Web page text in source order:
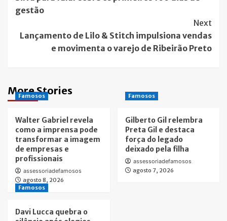
gestão
Next
Lançamento de Lilo & Stitch impulsiona vendas
e movimenta o varejo de Ribeirão Preto
More Stories
Famosos
Walter Gabriel revela
como a imprensa pode
transformar a imagem
de empresas e
profissionais
assessoriadefamosos
agosto 8, 2026
Famosos
Gilberto Gil relembra
Preta Gil e destaca
força do legado
deixado pela filha
assessoriadefamosos
agosto 7, 2026
Famosos
Davi Lucca quebra o